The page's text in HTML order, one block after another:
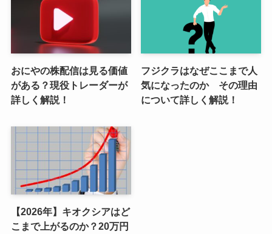
おにやの株配信は見る価値
がある？現役トレーダーが
詳しく解説！
フジクラはなぜここまで人
気になったのか その理由
について詳しく解説！
【2026年】キオクシアはど
こまで上がるのか？20万円